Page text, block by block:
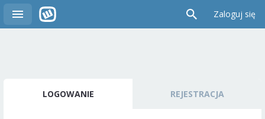
Zaloguj się
LOGOWANIE REJESTRACJA